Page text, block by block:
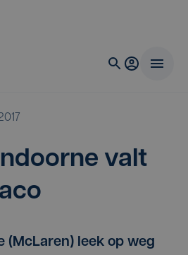
valt
(McLaren) leek op weg